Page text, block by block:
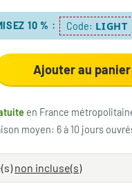
10 % : Code: LIGHT
Ajouter au panier
en France
moyen: 6 à 10 jours
non incluse(s)